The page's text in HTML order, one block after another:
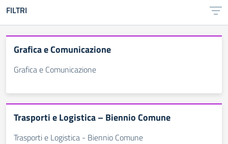
FILTRI
Grafica e Comunicazione
Grafica e Comunicazione
Trasporti e Logistica – Biennio Comune
Trasporti e Logistica - Biennio Comune